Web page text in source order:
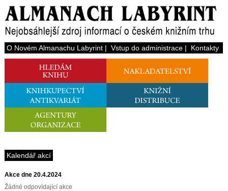
O Novém Almanachu Labyrint| Vstup do administrace| Kontakty
Kalendář akcí
Akce dne 20.4.2024
Žádné odpovídající akce